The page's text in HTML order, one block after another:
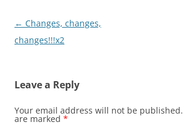
Post
navigation
← Changes, changes,
changes!!!x2
Leave a Reply
Your email address will not be published.
are marked *